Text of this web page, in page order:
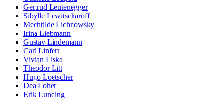
Gertrud Leutenegger
Sibylle Lewitscharoff
Mechtilde Lichnowsky
Irina Liebmann
Gustav Lindemann
Carl Linfert
Vivian Liska
Theodor Litt
Hugo Loetscher
Dea Loher
Erik Lunding